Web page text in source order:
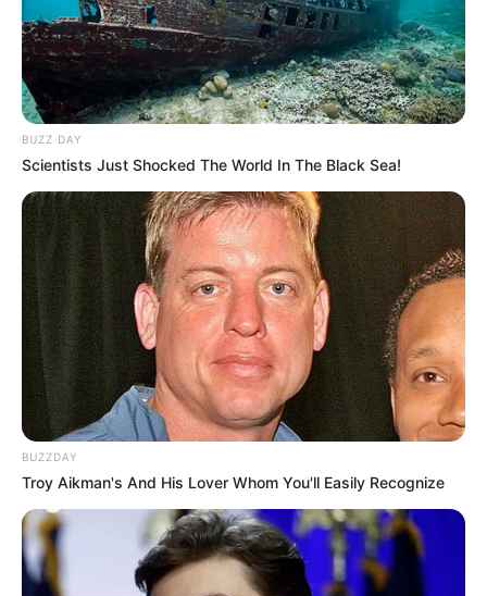
की आग शायरी
hot shayari in hindi language तीव्र आकर्षण
Facebook
Twitter
my name Rajesh Kushwah.alls24.com आपका
24x7 डिजिटल दोस्त! ताज़ा खबरें, मनोरंजन, विचार और ज्ञान का
खजाना।
हमसे जुड़ें
Entertainment Buzz
All-in-One Feed alls24.com
BUZZ DAY
Scientists Just Shocked The World In The Black Sea!
BUZZDAY
Troy Aikman's And His Lover Whom You'll Easily Recognize